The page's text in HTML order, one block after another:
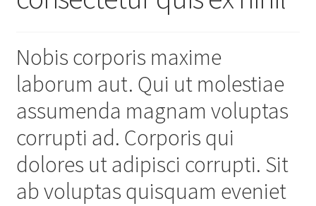
Sample Page
Nobis corporis maxime
laborum aut. Qui ut molestiae
assumenda magnam voluptas
corrupti ad. Corporis qui
dolores ut adipisci corrupti. Sit
ab voluptas quisquam eveniet